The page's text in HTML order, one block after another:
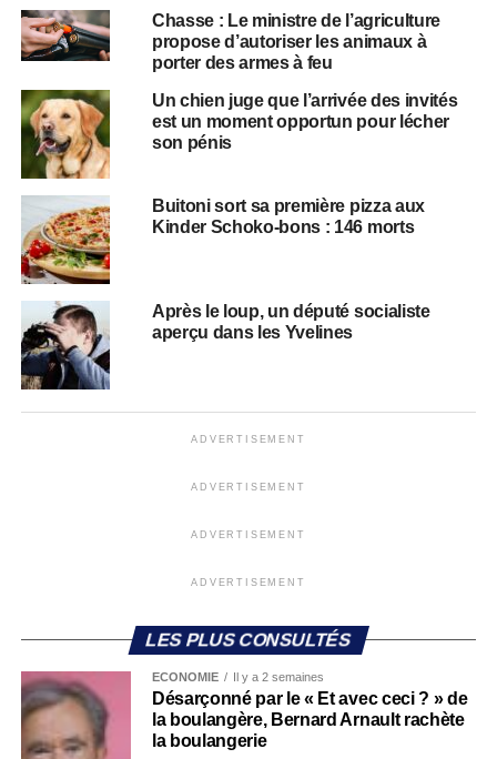
Chasse : Le ministre de l’agriculture
propose d’autoriser les animaux à
porter des armes à feu
Un chien juge que l’arrivée des invités
est un moment opportun pour lécher
son pénis
Buitoni sort sa première pizza aux
Kinder Schoko-bons : 146 morts
Après le loup, un député socialiste
aperçu dans les Yvelines
ADVERTISEMENT
ADVERTISEMENT
ADVERTISEMENT
ADVERTISEMENT
LES PLUS CONSULTÉS
ECONOMIE Il y a 2 semaines
Désarçonné par le « Et avec ceci ? » de
la boulangère, Bernard Arnault rachète
la boulangerie